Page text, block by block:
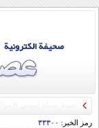
رمز الخبر: ۳۳۳۰۰